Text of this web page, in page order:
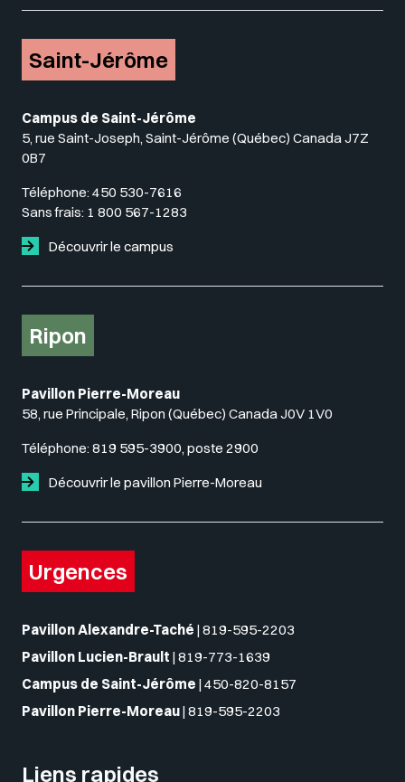
Saint-Jérôme
Campus de Saint-Jérôme
5, rue Saint-Joseph, Saint-Jérôme (Québec) Canada J7Z
0B7
Téléphone: 450 530-7616
Sans frais: 1 800 567-1283
Découvrir le campus
Ripon
Pavillon Pierre-Moreau
58, rue Principale, Ripon (Québec) Canada J0V 1V0
Téléphone: 819 595-3900, poste 2900
Découvrir le pavillon Pierre-Moreau
Urgences
Pavillon Alexandre-Taché | 819-595-2203
Pavillon Lucien-Brault | 819-773-1639
Campus de Saint-Jérôme | 450-820-8157
Pavillon Pierre-Moreau| 819-595-2203
Liens rapides